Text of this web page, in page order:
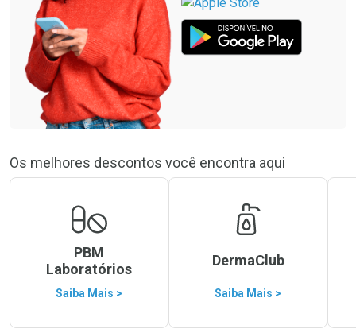
Os melhores descontos você encontra aqui
PBM
Laboratórios
Saiba Mais >
DermaClub
Saiba Mais >